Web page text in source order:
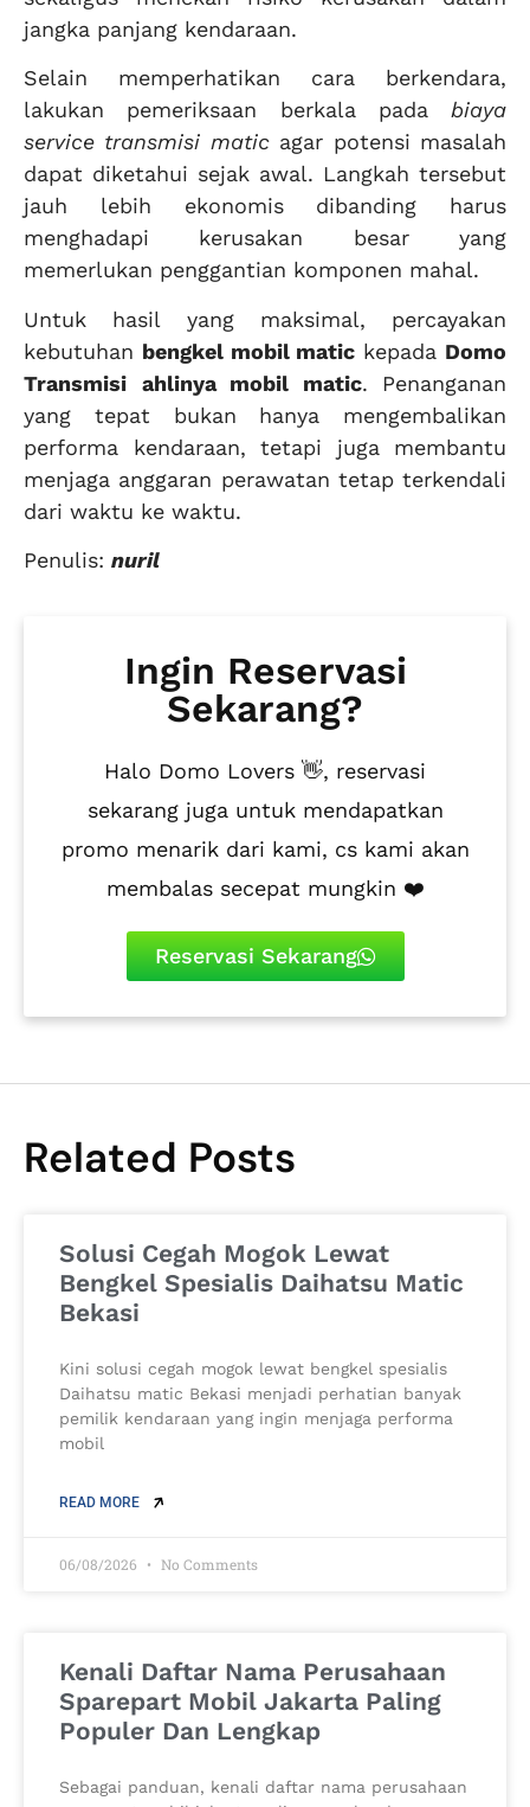
jangka panjang kendaraan.
Selain memperhatikan cara berkendara,
lakukan pemeriksaan berkala pada biaya
service transmisi maticagar potensi masalah
dapat diketahui sejak awal. Langkah tersebut
jauh lebih ekonomis dibanding harus
menghadapi kerusakan besar yang
memerlukan penggantian komponen mahal.
Untuk hasil yang maksimal, percayakan
kebutuhan bengkel mobil matic kepada Domo
Transmisi
ahlinya mobil matic. Penanganan
yang tepat bukan hanya mengembalikan
performa kendaraan, tetapi juga membantu
menjaga anggaran perawatan tetap terkendali
dari waktu ke waktu.
Penulis: nuril
Ingin Reservasi
Sekarang?
Halo Domo Lovers 👋, reservasi
sekarang juga untuk mendapatkan
promo menarik dari kami, cs kami akan
membalas secepat mungkin ❤️
Reservasi Sekarang
Related Posts
Solusi Cegah Mogok Lewat
Bengkel Spesialis Daihatsu Matic
Bekasi
Kini solusi cegah mogok lewat bengkel spesialis
Daihatsu matic Bekasi menjadi perhatian banyak
pemilik kendaraan yang ingin menjaga performa
mobil
READ MORE
06/08/2026 No Comments
Kenali Daftar Nama Perusahaan
Sparepart Mobil Jakarta Paling
Populer Dan Lengkap
Sebagai panduan, kenali daftar nama perusahaan